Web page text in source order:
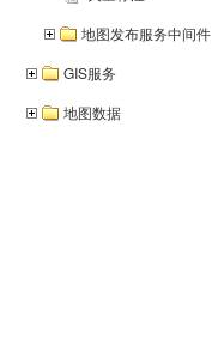
地图发布服务中间件
GIS服务
地图数据